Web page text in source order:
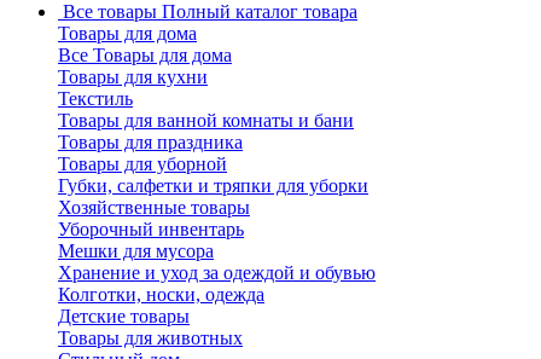
Все товары Полный каталог товара
Товары для дома
Все Товары для дома
Товары для кухни
Текстиль
Товары для ванной комнаты и бани
Товары для праздника
Товары для уборной
Губки, салфетки и тряпки для уборки
Хозяйственные товары
Уборочный инвентарь
Мешки для мусора
Хранение и уход за одеждой и обувью
Колготки, носки, одежда
Детские товары
Товары для животных